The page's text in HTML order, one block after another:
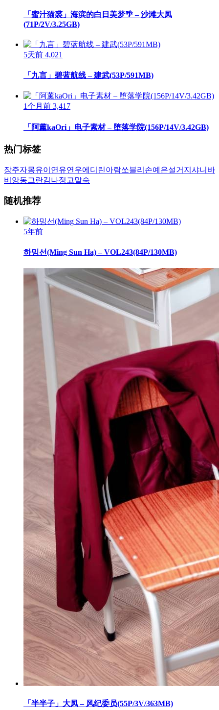
「蜜汁猫裘」海滨的白日美梦🌴 – 沙滩大凤
(71P/2V/3.25GB)
5天前 4,021
「九言」碧蓝航线 – 建武(53P/591MB)
1个月前 3,417
「阿薰kaOri」电子素材 – 堕落学院(156P/14V/3.42GB)
热门标签
장주자몽유이 연유연우에디린아람쏘블리 손예은설거지 샤니 바
비앙동그란김나정 고말숙
随机推荐
5年前
하밍선(Ming Sun Ha) – VOL243(84P/130MB)
「半半子」大凤 – 风纪委员(55P/3V/363MB)